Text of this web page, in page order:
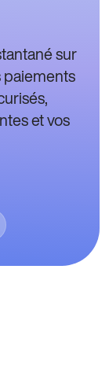
sur
paiements
et vos